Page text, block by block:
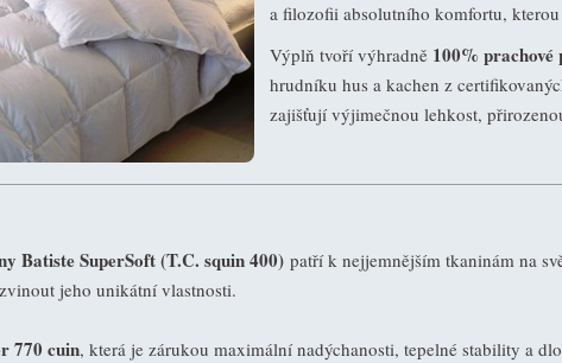
a filozofii absolutního komfortu,
Výplň tvoří výhradně 100%
hrudníku hus a kachen z
zajišťují výjimečnou lehkost,
Batiste SuperSoft (T.C. squin 400)patří k nejjemnějším tkaninám na
jeho unikátní vlastnosti.
770 cuin, která je zárukou maximální nadýchanosti, tepelné stability a